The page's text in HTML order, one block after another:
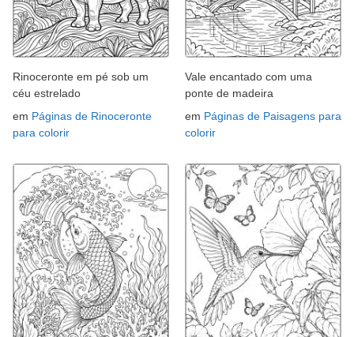
Rinoceronte em pé sob um
céu estrelado
em Páginas de Rinoceronte
para colorir
Vale encantado com uma
ponte de madeira
em Páginas de Paisagens para
colorir